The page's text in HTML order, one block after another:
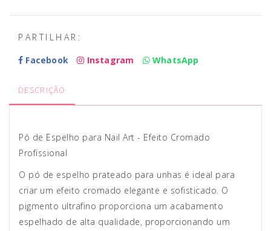
PARTILHAR:
Facebook
Instagram WhatsApp
DESCRIÇÃO
Pó de Espelho para Nail Art - Efeito Cromado
Profissional
O pó de espelho prateado para unhas é ideal para
criar um efeito cromado elegante e sofisticado. O
pigmento ultrafino proporciona um acabamento
espelhado de alta qualidade, proporcionando um